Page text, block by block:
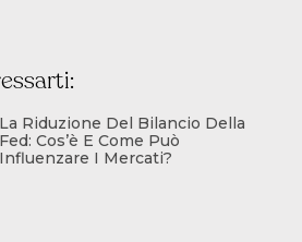
La Riduzione Del Bilancio Della
Fed: Cos’è E Come Può
Influenzare I Mercati?